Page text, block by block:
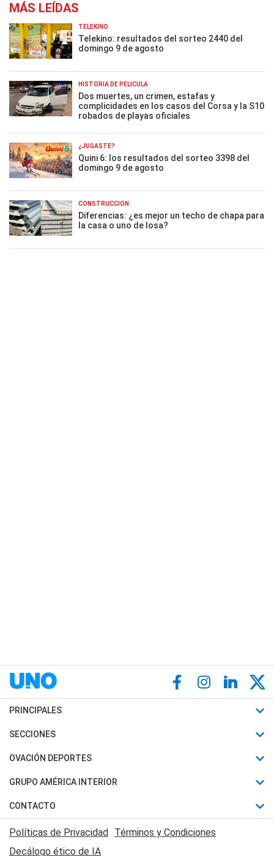
MÁS LEÍDAS
TELEKINO
Telekino: resultados del sorteo 2440 del
domingo 9 de agosto
HISTORIA DE PELÍCULA
Dos muertes, un crimen, estafas y
complicidades en los casos del Corsa y la S10
robados de playas oficiales
¿JUGASTE?
Quini 6: los resultados del sorteo 3398 del
domingo 9 de agosto
CONSTRUCCIÓN
Diferencias: ¿es mejor un techo de chapa para
la casa o uno de losa?
PRINCIPALES
Últimas Noticias
Política
Judiciales
Economia
SECCIONES
Horóscopo
Motores
Trucos caseros
Series y Películas
OVACIÓN DEPORTES
Fútbol
Mundial
Automovilismo
Rugby
GRUPO AMÉRICA INTERIOR
Canal 7 en Vivo
CONTACTO
Acerca de Nosotros
Contactanos
Políticas de Privacidad Términos y Condiciones
Decálogo ético de IA